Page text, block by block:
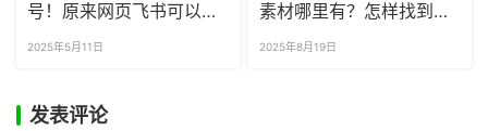
号！原来网页飞书可以直
2025年5月11日
素材哪里有？怎样找到可
2025年8月19日
发表评论